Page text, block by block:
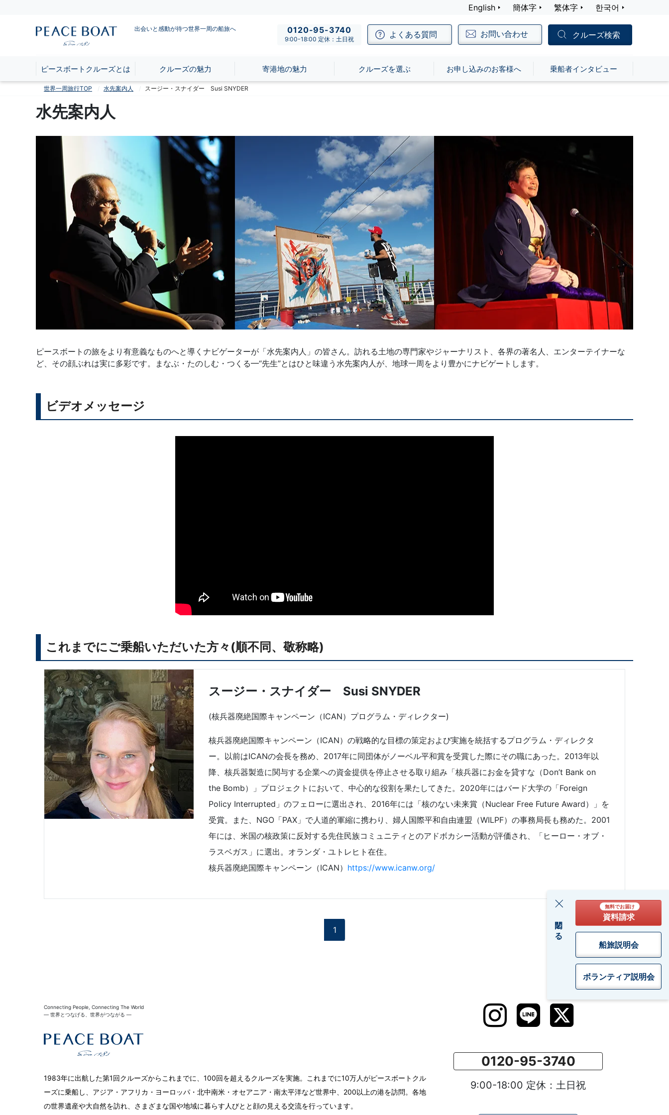
English 簡体字 繁体字 한국어
出会いと感動が待つ世界一周の船旅へ 0120-95-3740
9:00-18:00 定休：土日祝 よくある質問 お問い合わせ クルーズ検索
ピースボートクルーズとは クルーズの魅力 寄港地の魅力 クルーズを選ぶ お申し込みのお客様へ 乗船者インタビュー
閉じる
無料でお届け
資料請求
船旅説明会
ボランティア説明会
世界一周旅行TOP 水先案内人 スージー・スナイダー Susi SNYDER
水先案内人
ピースボートの旅をより有意義なものへと導くナビゲーターが「水先案内人」の皆さん。訪れる土地の専門家やジャーナリスト、各界の著名人、エンターテイナーな
ど、その顔ぶれは実に多彩です。まなぶ・たのしむ・つくる━“先生”とはひと味違う水先案内人が、地球一周をより豊かにナビゲートします。
ビデオメッセージ
これまでにご乗船いただいた方々(順不同、敬称略)
スージー・スナイダー Susi SNYDER
(核兵器廃絶国際キャンペーン（ICAN）プログラム・ディレクター)
核兵器廃絶国際キャンペーン（ICAN）の戦略的な目標の策定および実施を統括するプログラム・ディレクタ
ー。以前はICANの会長を務め、2017年に同団体がノーベル平和賞を受賞した際にその職にあった。2013年以
降、核兵器製造に関与する企業への資金提供を停止させる取り組み「核兵器にお金を貸すな（Don’t Bank on
the Bomb）」プロジェクトにおいて、中心的な役割を果たしてきた。2020年にはバード大学の「Foreign
Policy Interrupted」のフェローに選出され、2016年には「核のない未来賞（Nuclear Free Future Award）」を
受賞。また、NGO「PAX」で人道的軍縮に携わり、婦人国際平和自由連盟（WILPF）の事務局長も務めた。2001
年には、米国の核政策に反対する先住民族コミュニティとのアドボカシー活動が評価され、「ヒーロー・オブ・
ラスベガス」に選出。オランダ・ユトレヒト在住。
核兵器廃絶国際キャンペーン（ICAN） https://www.icanw.org/
1
0120-95-3740
9:00-18:00 定休：土日祝
Connecting People, Connecting The World
― 世界とつなげる、世界がつながる ―
1983年に出航した第1回クルーズからこれまでに、100回を超えるクルーズを実施。これまでに10万人がピースボートクル
ーズに乗船し、アジア・アフリカ・ヨーロッパ・北中南米・オセアニア・南太平洋など世界中、200以上の港を訪問。各地
の世界遺産や大自然を訪れ、さまざまな国や地域に暮らす人びとと顔の見える交流を行っています。